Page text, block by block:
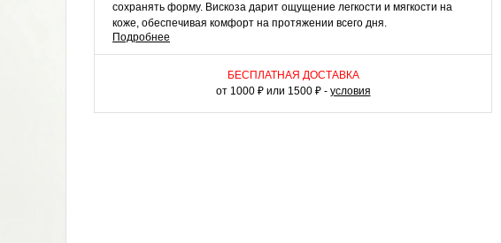
сохранять форму. Вискоза дарит ощущение легкости и мягкости на
коже, обеспечивая комфорт на протяжении всего дня.
КАК НОСИТЬ
Носите этот универсальный топ в качестве нижнего слоя в
многослойных комплектах с рубашкой или зипкой. В отпуске это
Подробнее
БЕСПЛАТНАЯ ДОСТАВКА
от 1000 ₽ или 1500 ₽ - условия